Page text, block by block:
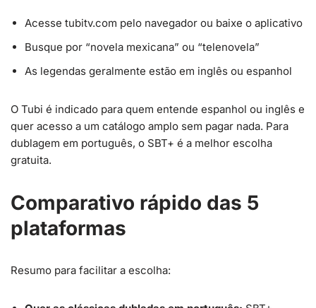
Acesse tubitv.com pelo navegador ou baixe o aplicativo
Busque por “novela mexicana” ou “telenovela”
As legendas geralmente estão em inglês ou espanhol
O Tubi é indicado para quem entende espanhol ou inglês e
quer acesso a um catálogo amplo sem pagar nada. Para
dublagem em português, o SBT+ é a melhor escolha
gratuita.
Comparativo rápido das 5
plataformas
Resumo para facilitar a escolha: